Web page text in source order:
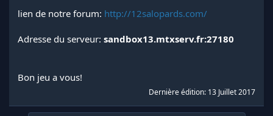
lien de notre forum: http://12salopards.com/
Adresse du serveur: sandbox13.mtxserv.fr:27180
Bon jeu a vous!
Dernière édition: 13 Juillet 2017